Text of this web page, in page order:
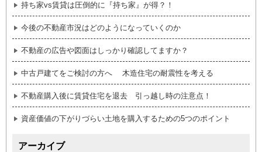
持ち家vs賃貸は圧倒的に『持ち家』が得？！
今後の不動産市況はどのようになっていくのか
不動産の広告や図面はしっかり確認してますか？
中古戸建てをご検討の方へ 木造住宅の耐震性を考える
不動産購入後に賃貸住宅を退去 引っ越し時の注意点！
資産価値の下がりづらい土地を購入するための5つのポイント
アーカイブ